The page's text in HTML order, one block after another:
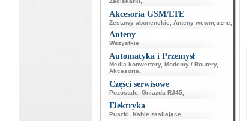
Akcesoria GSM/LTE
Zestawy abonenckie Anteny wewnętrzne
Anteny
Wszystkie
Automatyka i Przemysł
Media konwertery, Modemy / Routery,
Akcesoria
Części serwisowe
Pozostałe Gniazda RJ45,
Elektryka
Puszki Kable zasilające